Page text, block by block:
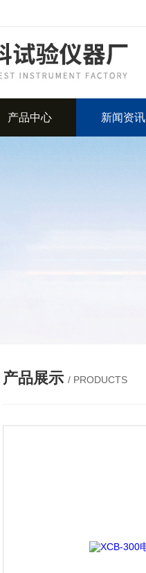
产品中心 新闻资讯
产品展示 / PRODUCTS